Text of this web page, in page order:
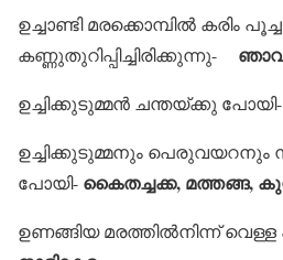
ഉച്ചാണ്ടി മരക്കൊമ്പില്‍ കരിം പൂച്ച
കണ്ണുതുറിപ്പിച്ചിരിക്കുന്നു-
ഉച്ചിക്കുടുമ്മന്‍ ചന്തയ്ക്കു
ഉച്ചിക്കുടുമ്മനും പെരുവയറനും
പോയി- കൈതച്ചക്ക, മത്തങ്ങ,
ഉണങ്ങിയ മരത്തില്‍നിന്ന്